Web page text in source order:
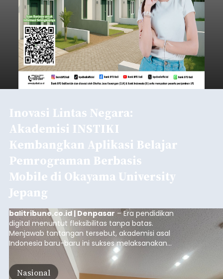
Inovasi Lintas Negara:
Akademisi INSTIKI
Kembangkan Aplikasi Belajar
Pemrograman Berbasis
Mobile di Okayama University
Jepang
balitribune.co.id | Denpasar – Era pendidikan
digital menuntut fleksibilitas tanpa batas.
Menjawab tantangan tersebut, akademisi asal
Indonesia baru-baru ini sukses melaksanakan
program Pengabdian Kepada Masyarakat (PKM)
skala internasional di Distributed Systems
Laboratory, Okayama University, Jepang.
Nasional